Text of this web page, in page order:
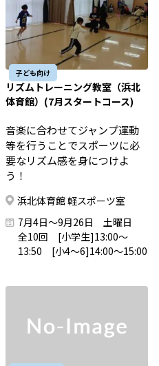
子ども向け
リズムトレーニング教室（浜北
体育館）(7月スタートコース)
音楽に合わせてジャンプ運動
等を行うことでスポーツに必
要なリズム感を身につけよ
う！
浜北体育館 軽スポーツ室
7月4日～9月26日 土曜日
全10回 [小学生]13:00～
13:50 [小4～6]14:00～15:00